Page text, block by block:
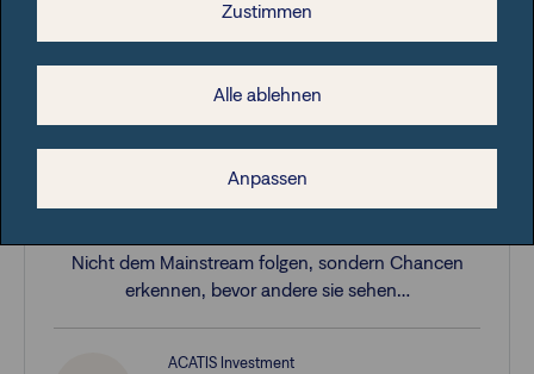
Aktives Management
Dem Morgen ein gutes Stück
voraus – wie Francesco Datini
Nicht dem Mainstream folgen, sondern Chancen
erkennen, bevor andere sie sehen…
ACATIS Investment
Zustimmen
Alle ablehnen
Anpassen